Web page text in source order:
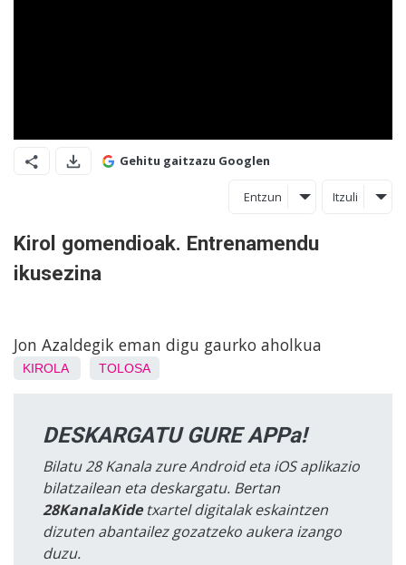
Gehitu gaitzazu Googlen
Entzun Itzuli
Kirol gomendioak. Entrenamendu
ikusezina
Jon Azaldegik eman digu gaurko aholkua
KIROLA TOLOSA
DESKARGATU GURE APPa!
Bilatu 28 Kanala zure Android eta iOS aplikazio
bilatzailean eta deskargatu. Bertan
28KanalaKidetxartel digitalak eskaintzen
dizuten abantailez gozatzeko aukera izango
duzu.